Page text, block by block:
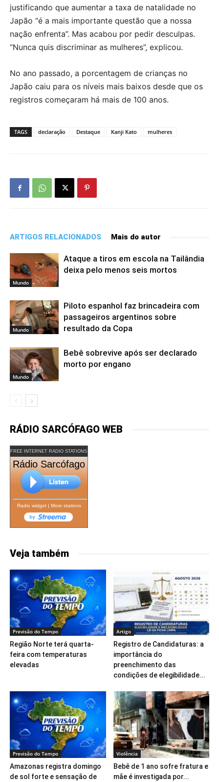
justificando que aumentar a taxa de natalidade no
Japão “é a mais importante questão que a nossa
nação enfrenta”. Mas acabou por pedir desculpas.
“Nunca quis discriminar as mulheres”, explicou.
No ano passado, a porcentagem de crianças no
Japão caiu para os níveis mais baixos desde que os
registros começaram há mais de 100 anos.
TAGS declaração Destaque Kanji Kato mulheres
ARTIGOS RELACIONADOS Mais do autor
Mundo
Ataque a tiros em escola na Tailândia
deixa pelo menos seis mortos
Mundo
Piloto espanhol faz brincadeira com
passageiros argentinos sobre
resultado da Copa
Mundo
Bebê sobrevive após ser declarado
morto por engano
RÁDIO SARCÓFAGO WEB
FREE INTERNET RADIO STATIONS
Rádio Sarcófago
Radio widget| More stations
Veja também
Previsão do Tempo
Região Norte terá quarta-
feira com temperaturas
elevadas
Artigo
Registro de Candidaturas: a
importância do
preenchimento das
condições de elegibilidade...
Previsão do Tempo
Amazonas registra domingo
de sol forte e sensação de
Violência
Bebê de 1 ano sofre fratura e
mãe é investigada por...